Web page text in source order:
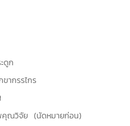
ก
กรรไกร
ย (นัดหมายก่อน)